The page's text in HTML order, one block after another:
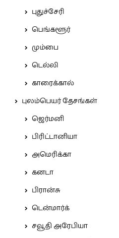
புதுச்சேரி
பெங்களூர்
மும்பை
டெல்லி
காரைக்கால்
புலம்பெயர் தேசங்கள்
ஜெர்மனி
பிரிட்டானியா
அமெரிக்கா
கனடா
பிரான்சு
டென்மார்க்
சவூதி அரேபியா